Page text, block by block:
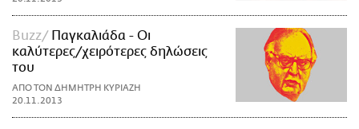
Buzz
Παγκαλιάδα - Οι
καλύτερες/χειρότερες δηλώσεις
του
ΑΠΟ ΤΟΝ ΔΗΜΗΤΡΗ ΚΥΡΙΑΖΗ
20.11.2013